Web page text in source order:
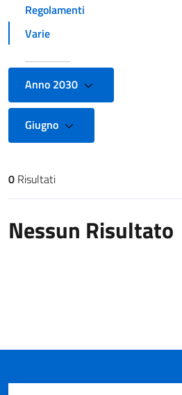
Regolamenti
Varie
Anno 2030
Giugno
Risultati di ricerca
0 Risultati
Nessun Risultato